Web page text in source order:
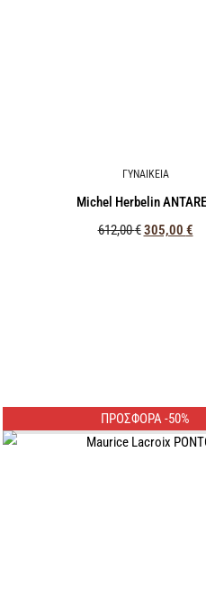
ΓΥΝΑΙΚΕΙΑ
Michel Herbelin
612,00€305,00 €
ΠΡΟΣΦΟΡΑ -50%